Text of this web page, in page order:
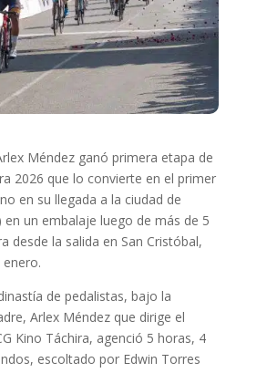
Méndez ganó primera etapa de
2026 que lo convierte en el primer
en su llegada a la ciudad de
en un embalaje luego de más de 5
desde la salida en San Cristóbal,
de pedalistas, bajo la
Arlex Méndez que dirige el
Kino Táchira, agenció 5 horas, 4
escoltado por Edwin Torres